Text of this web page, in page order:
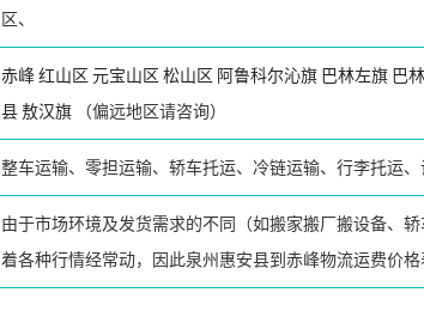
区、
赤峰红山区 元宝山区 松山区 阿鲁科尔沁旗 巴林左旗 巴
县敖汉旗 （偏远地区请咨询）
整车运输、零担运输、轿车托运、冷链运输、行李托运
由于市场环境及发货需求的不同（如搬家搬厂搬设备、
着各种行情经常动，因此泉州惠安县到赤峰物流运费价